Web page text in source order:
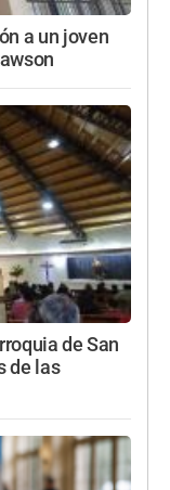
a un joven
de San
de las